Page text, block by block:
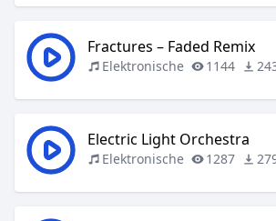
Fractures – Faded Remix
Elektronische 1144
Electric Light Orchestra
Elektronische 1287